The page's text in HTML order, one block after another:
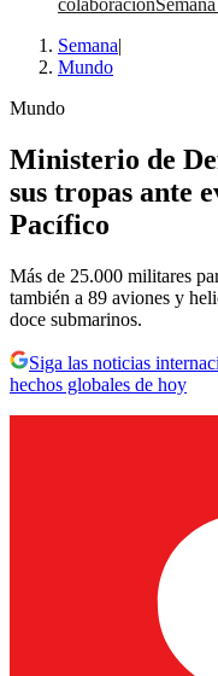
Semana|
Mundo
Mundo
Ministerio de
sus tropas ante
Pacífico
Más de 25.000 militares
también a 89 aviones y
doce submarinos.
Siga las noticias
hechos globales de hoy